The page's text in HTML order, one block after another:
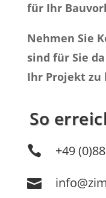
für Ihr
Nehmen Sie
sind für Sie
Ihr Projekt zu
So
 +49
